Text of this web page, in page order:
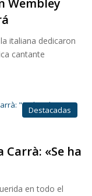
Wembley
italiana dedicaron
cantante
Destacadas
«Se ha
en todo el